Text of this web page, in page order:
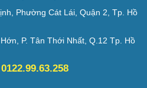
Phường Cát Lái, Quận 2, Tp. Hồ
P. Tân Thới Nhất, Q.12 Tp. Hồ